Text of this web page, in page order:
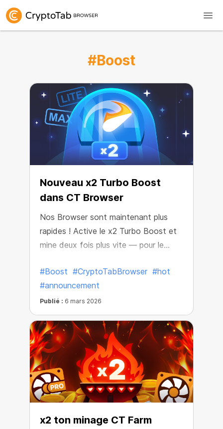
#Boost
Nouveau x2 Turbo Boost
dans CT Browser
Nos Browser sont maintenant plus
rapides ! Active le x2 Turbo Boost et
mine deux fois plus vite — pour le
#Boost #CryptoTabBrowser #hot
#announcement
Publié : 6 mars 2026
x2 ton minage CT Farm